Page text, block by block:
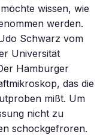
wissen, wie
werden.
Schwarz vom
Universität
Hamburger
das die
mißt. Um
nicht zu
schockgefroren.